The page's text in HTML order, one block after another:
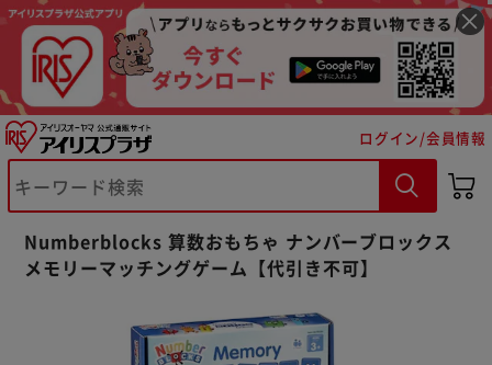
ログイン/会員情報
Numberblocks 算数おもちゃ ナンバーブロックス
メモリーマッチングゲーム【代引き不可】
※ご確認ください
カートに入れる 購入手続きへ